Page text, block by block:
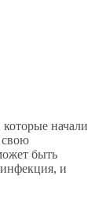
начали
свою
быть
и